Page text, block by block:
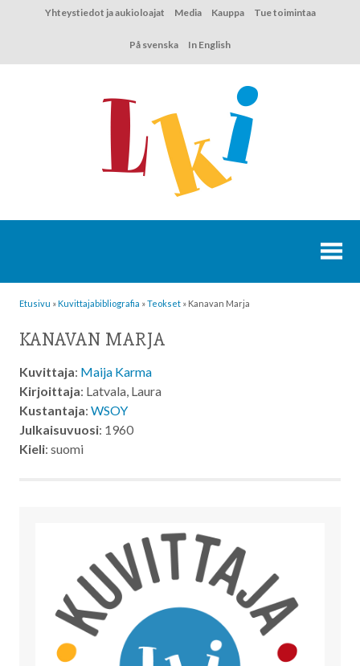
Yhteystiedot ja aukioloajat Media Kauppa Tue toimintaa
På svenska In English
Etusivu »Kuvittaja­bibliografia »Teokset » Kanavan Marja
KANAVAN MARJA
Kuvittaja: Maija Karma
Kirjoittaja: Latvala, Laura
Kustantaja: WSOY
Julkaisuvuosi: 1960
Kieli: suomi